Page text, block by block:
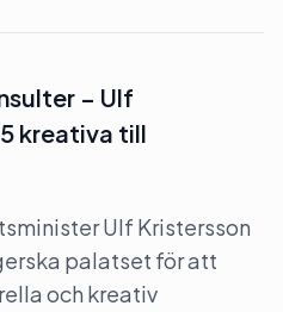
– Ulf
kreativa till
Ulf Kristersson
palatset för att
och kreativ